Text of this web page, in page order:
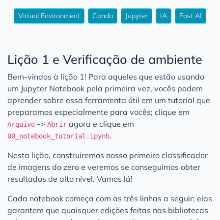
Virtual Environment Conda Jupyter IA Fast AI
Lição 1 e Verificação de ambiente
Bem-vindos à lição 1! Para aqueles que estão usando
um Jupyter Notebook pela primeira vez, vocês podem
aprender sobre essa ferramenta útil em um tutorial que
preparamos especialmente para vocês; clique em
Arquivo -> Abrir agora e clique em
00_notebook_tutorial.ipynb.
Nesta lição, construiremos nosso primeiro classificador
de imagens do zero e veremos se conseguimos obter
resultados de alto nível. Vamos lá!
Cada notebook começa com as três linhas a seguir; elas
garantem que quaisquer edições feitas nas bibliotecas